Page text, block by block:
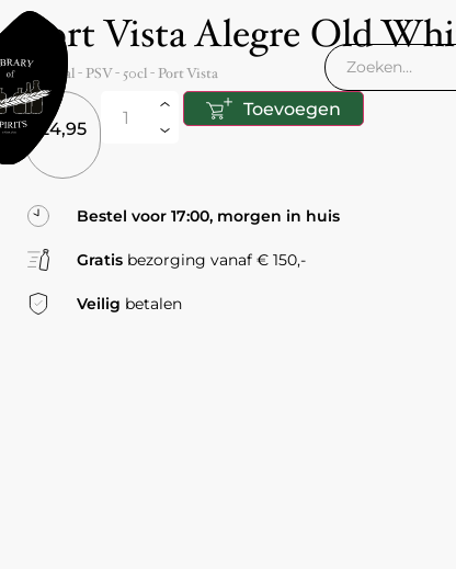
Port Vista Alegre Old
Portugal- PSV - 50cl- Port Vista
24,95
Toevoegen
Bestel voor 17:00, morgen in huis
Gratis bezorging vanaf € 150,-
Veilig betalen